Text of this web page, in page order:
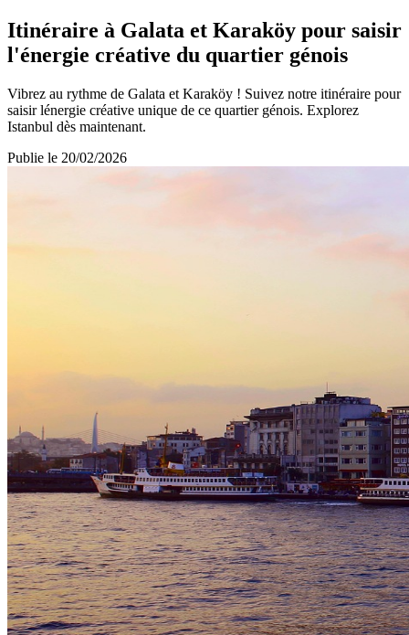
Itinéraire à Galata et Karaköy pour saisir
l'énergie créative du quartier génois
Vibrez au rythme de Galata et Karaköy ! Suivez notre itinéraire pour
saisir lénergie créative unique de ce quartier génois. Explorez
Istanbul dès maintenant.
Publie le 20/02/2026